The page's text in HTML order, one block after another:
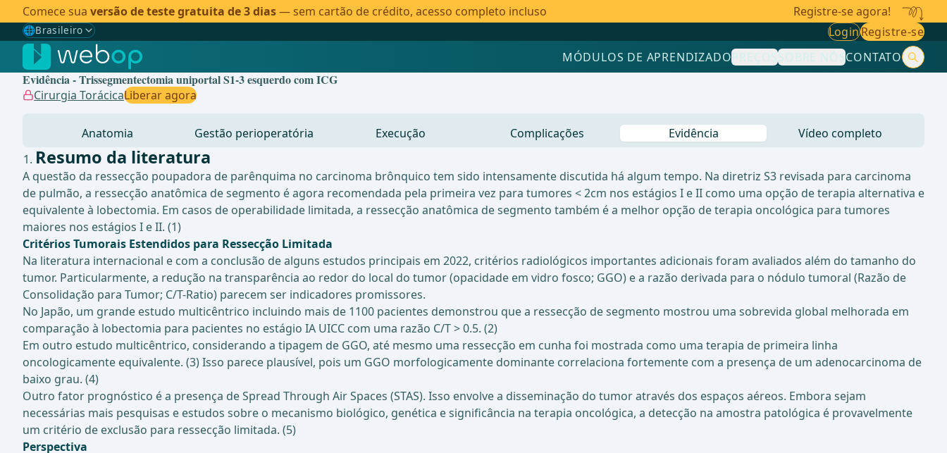
Comece sua versão de teste gratuita de 3 dias— sem cartão de crédito, acesso completo incluso Registre-se agora!
🌐Brasileiro
Gewählte Sprache: Brasileiro
🇩🇪 Alemão
🇬🇧Inglês
LoginRegistre-se
MÓDULOS DE APRENDIZADOPREÇOSSOBRE NÓSCONTATO
Evidência - Trissegmentectomia uniportal S1-3 esquerdo com ICG
Cirurgia TorácicaLiberar agora
Anatomia Gestão perioperatória Execução Complicações Evidência Vídeo completo
Resumo da literatura
A questão da ressecção poupadora de parênquima no carcinoma brônquico tem sido intensamente discutida há algum tempo. Na diretriz S3 revisada para carcinoma
de pulmão, a ressecção anatômica de segmento é agora recomendada pela primeira vez para tumores < 2cm nos estágios I e II como uma opção de terapia alternativa e
equivalente à lobectomia. Em casos de operabilidade limitada, a ressecção anatômica de segmento também é a melhor opção de terapia oncológica para tumores
maiores nos estágios I e II. (1)
Critérios Tumorais Estendidos para Ressecção Limitada
Na literatura internacional e com a conclusão de alguns estudos principais em 2022, critérios radiológicos importantes adicionais foram avaliados além do tamanho do
tumor. Particularmente, a redução na transparência ao redor do local do tumor (opacidade em vidro fosco; GGO) e a razão derivada para o nódulo tumoral (Razão de
Consolidação para Tumor; C/T-Ratio) parecem ser indicadores promissores.
No Japão, um grande estudo multicêntrico incluindo mais de 1100 pacientes demonstrou que a ressecção de segmento mostrou uma sobrevida global melhorada em
comparação à lobectomia para pacientes no estágio IA UICC com uma razão C/T > 0.5. (2)
Em outro estudo multicêntrico, considerando a tipagem de GGO, até mesmo uma ressecção em cunha foi mostrada como uma terapia de primeira linha
oncologicamente equivalente. (3) Isso parece plausível, pois um GGO morfologicamente dominante correlaciona fortemente com a presença de um adenocarcinoma de
baixo grau. (4)
Outro fator prognóstico é a presença de Spread Through Air Spaces (STAS). Isso envolve a disseminação do tumor através dos espaços aéreos. Embora sejam
necessárias mais pesquisas e estudos sobre o mecanismo biológico, genética e significância na terapia oncológica, a detecção na amostra patológica é provavelmente
um critério de exclusão para ressecção limitada. (5)
Perspectiva